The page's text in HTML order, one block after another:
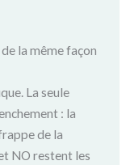
la même façon
La seule
: la
de la
NO restent les